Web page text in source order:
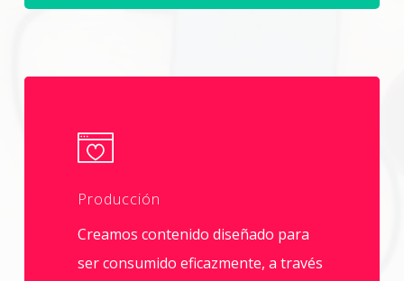
Producción
Creamos contenido diseñado para
ser consumido eficazmente, a través